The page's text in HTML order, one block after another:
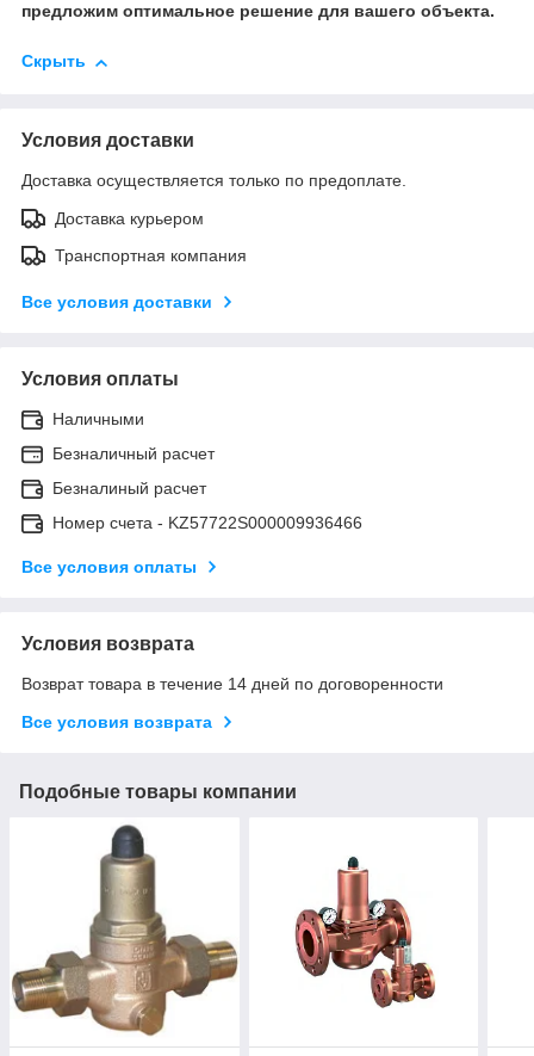
предложим оптимальное решение для вашего объекта.
Скрыть
Условия доставки
Доставка осуществляется только по предоплате.
Доставка курьером
Транспортная компания
Все условия доставки
Условия оплаты
Наличными
Безналичный расчет
Безналиный расчет
Номер счета - KZ57722S000009936466
Все условия оплаты
Условия возврата
Возврат товара в течение 14 дней по договоренности
Все условия возврата
Подобные товары компании